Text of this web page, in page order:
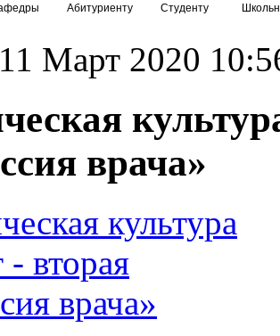
Абитуриенту Студенту
Март 2020
врача»